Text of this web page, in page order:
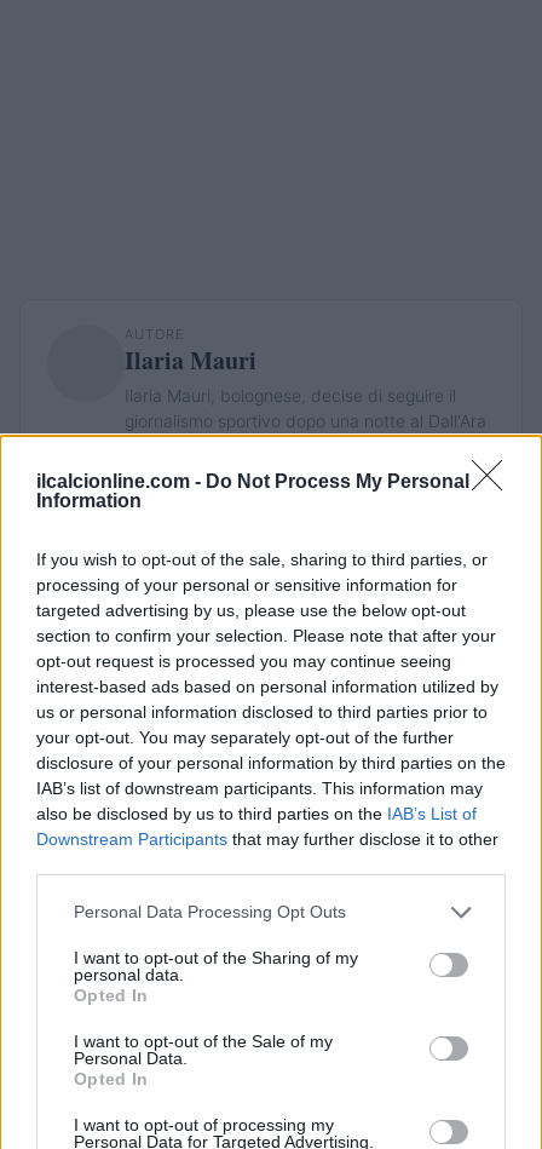
ilcalcionline.com - Do Not Process My Personal
Information
If you wish to opt-out of the sale, sharing to third parties, or
processing of your personal or sensitive information for
targeted advertising by us, please use the below opt-out
section to confirm your selection. Please note that after your
opt-out request is processed you may continue seeing
interest-based ads based on personal information utilized by
us or personal information disclosed to third parties prior to
your opt-out. You may separately opt-out of the further
disclosure of your personal information by third parties on the
IAB’s list of downstream participants. This information may
also be disclosed by us to third parties on the IAB’s List of
Downstream Participants that may further disclose it to other
Please note that this website/app uses one or more Google
not limited to your visit or usage behaviour. You may click to
grant or deny consent to Google and its third-party tags to
use your data for below specified purposes in below Google
consent section.
Personal Data Processing Opt Outs
I want to opt-out of the Sharing of my
personal data.
Opted In
I want to opt-out of the Sale of my
Personal Data.
Opted In
I want to opt-out of processing my
Personal Data for Targeted Advertising.
AUTORE
Ilaria Mauri
Ilaria Mauri, bolognese, decise di seguire il
giornalismo sportivo dopo una notte al Dall'Ara
pagine di competizioni e commenti. In
redazione predilige reportage sul campo e